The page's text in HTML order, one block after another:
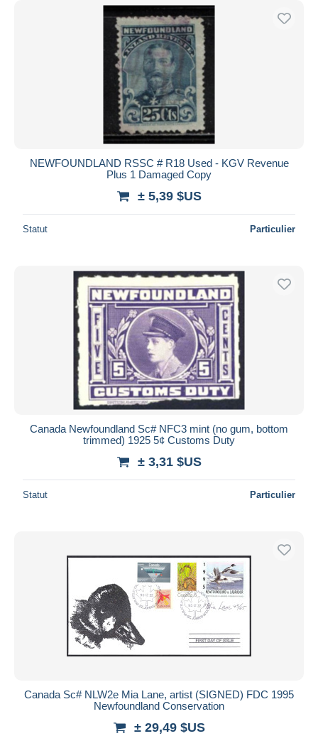
NEWFOUNDLAND RSSC # R18 Used - KGV Revenue
Plus 1 Damaged Copy
± 5,39 $US
Statut Particulier
Canada Newfoundland Sc# NFC3 mint (no gum, bottom
trimmed) 1925 5¢ Customs Duty
± 3,31 $US
Statut Particulier
Canada Sc# NLW2e Mia Lane, artist (SIGNED) FDC 1995
Newfoundland Conservation
± 29,49 $US